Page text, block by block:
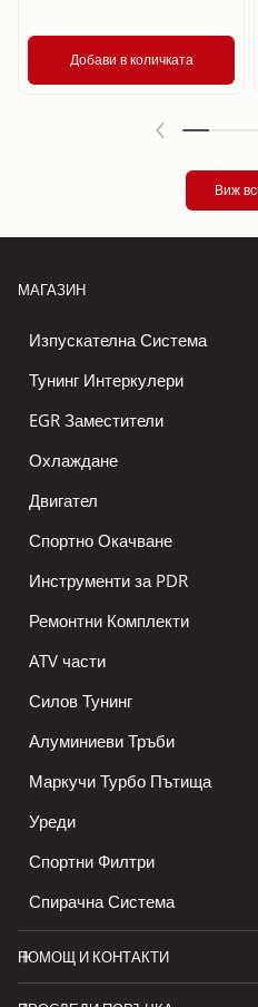
Добави в количката
Виж
МАГАЗИН
Изпускателна Система
Тунинг Интеркулери
EGR Заместители
Охлаждане
Двигател
Спортно Окачване
Инструменти за PDR
Ремонтни Комплекти
ATV части
Силов Тунинг
Алуминиеви Тръби
Маркучи Турбо Пътища
Уреди
Спортни Филтри
Спирачна Система
ПОМОЩ И КОНТАКТИ